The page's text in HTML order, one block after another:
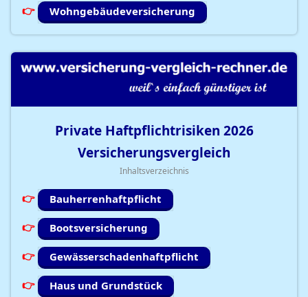
Wohngebäudeversicherung
Private Haftpflichtrisiken 2026
Versicherungsvergleich
Inhaltsverzeichnis
Bauherrenhaftpflicht
Bootsversicherung
Gewässerschadenhaftpflicht
Haus und Grundstück